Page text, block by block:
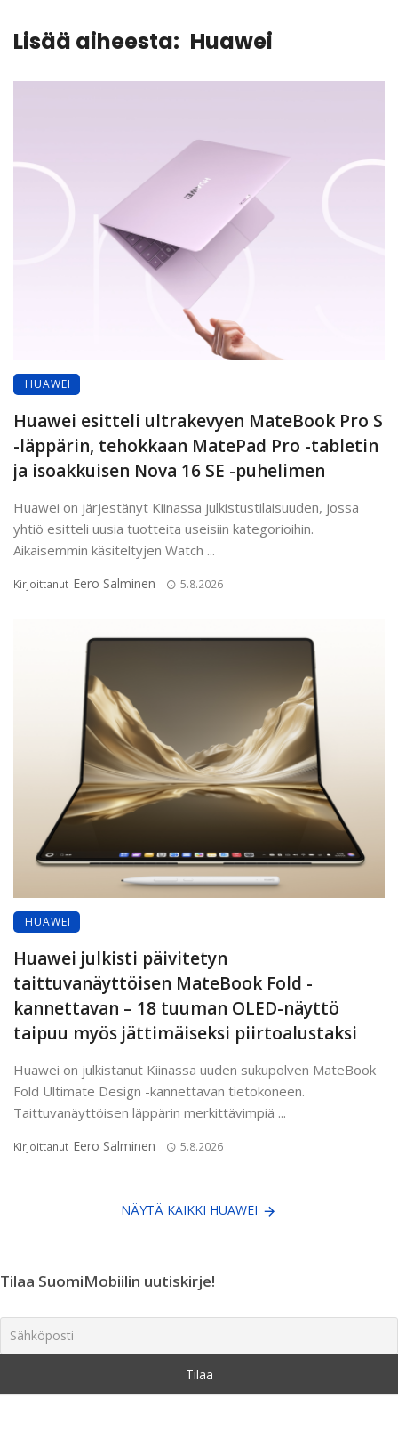
Lisää aiheesta: Huawei
HUAWEI
Huawei esitteli ultrakevyen MateBook Pro S
-läppärin, tehokkaan MatePad Pro -tabletin
ja isoakkuisen Nova 16 SE -puhelimen
Huawei on järjestänyt Kiinassa julkistustilaisuuden, jossa
yhtiö esitteli uusia tuotteita useisiin kategorioihin.
Aikaisemmin käsiteltyjen Watch ...
Kirjoittanut Eero Salminen 5.8.2026
HUAWEI
Huawei julkisti päivitetyn
taittuvanäyttöisen MateBook Fold -
kannettavan – 18 tuuman OLED-näyttö
taipuu myös jättimäiseksi piirtoalustaksi
Huawei on julkistanut Kiinassa uuden sukupolven MateBook
Fold Ultimate Design -kannettavan tietokoneen.
Taittuvanäyttöisen läppärin merkittävimpiä ...
Kirjoittanut Eero Salminen 5.8.2026
NÄYTÄ KAIKKI HUAWEI
Tilaa SuomiMobiilin uutiskirje!